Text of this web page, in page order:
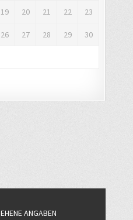
19 20 21 22 23
26 27 28 29 30
ANGABEN